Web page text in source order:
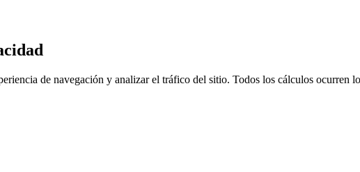
de navegación y analizar el tráfico del sitio. Todos los cálculos ocurren